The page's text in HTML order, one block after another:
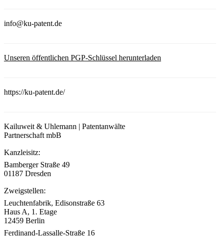
info@ku-patent.de
Unseren öffentlichen PGP-Schlüssel herunterladen
https://ku-patent.de/
Kailuweit & Uhlemann | Patentanwälte
Partnerschaft mbB
Kanzleisitz:
Bamberger Straße 49
01187 Dresden
Zweigstellen:
Leuchtenfabrik, Edisonstraße 63
Haus A, 1. Etage
12459 Berlin
Ferdinand-Lassalle-Straße 16